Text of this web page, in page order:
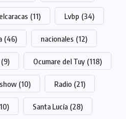
(11) Lvbp (34)
(46) nacionales (12)
(9) Ocumare del Tuy (118)
(10) Radio (21)
Santa Lucía (28)